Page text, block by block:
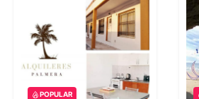
POPULAR